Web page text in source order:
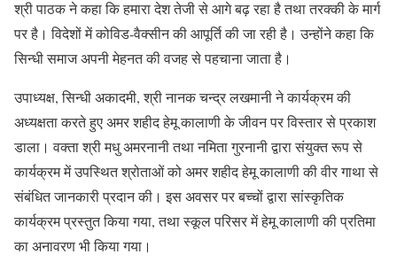
श्री पाठक ने कहा कि हमारा देश तेजी से आगे बढ़ रहा है तथा तरक्की के मार्ग
पर है। विदेशों में कोविड-वैक्सीन की आपूर्ति की जा रही है। उन्होंने कहा कि
सिन्धी समाज अपनी मेहनत की वजह से पहचाना जाता है।
उपाध्यक्ष, सिन्धी अकादमी, श्री नानक चन्द्र लखमानी ने कार्यक्रम की
अध्यक्षता करते हुए अमर शहीद हेमू कालाणी के जीवन पर विस्तार से प्रकाश
डाला। वक्ता श्री मधु अमरनानी तथा नमिता गुरनानी द्वारा संयुक्त रूप से
कार्यक्रम में उपस्थित श्रोताओं को अमर शहीद हेमू कालाणी की वीर गाथा से
संबंधित जानकारी प्रदान की। इस अवसर पर बच्चों द्वारा सांस्कृतिक
कार्यक्रम प्रस्तुत किया गया, तथा स्कूल परिसर में हेमू कालाणी की प्रतिमा
का अनावरण भी किया गया।